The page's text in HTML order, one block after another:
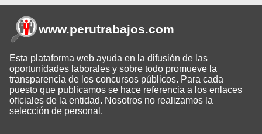
www.perutrabajos.com
Esta plataforma web ayuda en la difusión de las
oportunidades laborales y sobre todo promueve la
transparencia de los concursos públicos. Para cada
puesto que publicamos se hace referencia a los enlaces
oficiales de la entidad. Nosotros no realizamos la
selección de personal.